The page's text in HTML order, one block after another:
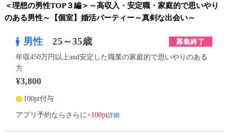
＜理想の男性TOP３編＞～高収入・安定職・家庭的で思いやり
のある男性～【個室】婚活パーティー～真剣な出会い～
男性 25～35歳 募集終了
年収450万円以上and安定した職業の家庭的で思いやりのある
方
¥3,800
100pt付与
アプリ予約ならさらに+100pt詳細